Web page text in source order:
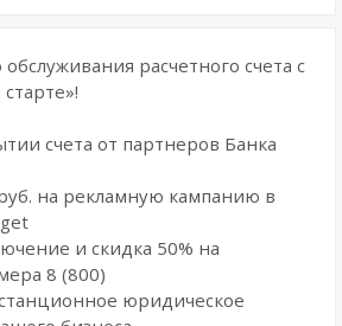
обслуживания расчетного счета с
счета от партнеров Банка
на рекламную кампанию в
и скидка 50% на
8 (800)
юридическое